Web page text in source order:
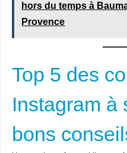
hors du temps à
Provence
Top 5 des
Instagram à
bons